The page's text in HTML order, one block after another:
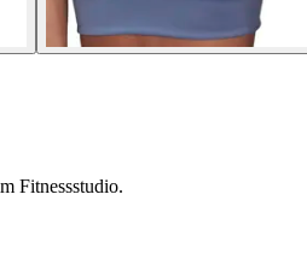
Fitnessstudio.